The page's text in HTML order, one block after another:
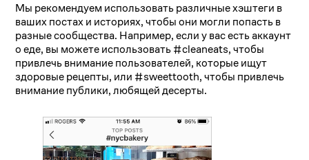
Мы рекомендуем использовать различные хэштеги в
ваших постах и историях, чтобы они могли попасть в
разные сообщества. Например, если у вас есть аккаунт
о еде, вы можете использовать #cleaneats, чтобы
привлечь внимание пользователей, которые ищут
здоровые рецепты, или #sweettooth, чтобы привлечь
внимание публики, любящей десерты.